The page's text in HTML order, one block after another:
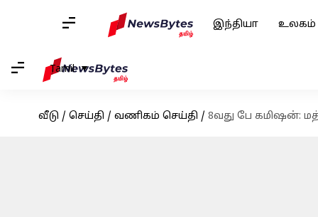
இந்தியா உலகம்
Tamil
வீடு / செய்தி / வணிகம் செய்தி / 8வது பே கமிஷன்: